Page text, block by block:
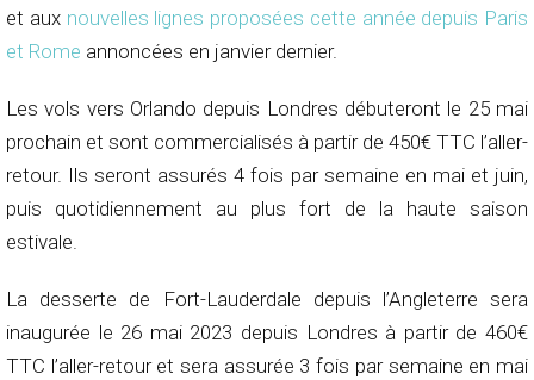
et aux nouvelles lignes proposées cette année depuis Paris
et Rome annoncées en janvier dernier.
Les vols vers Orlando depuis Londres débuteront le 25 mai
prochain et sont commercialisés à partir de 450€ TTC l’aller-
retour. Ils seront assurés 4 fois par semaine en mai et juin,
puis quotidiennement au plus fort de la haute saison
estivale.
La desserte de Fort-Lauderdale depuis l’Angleterre sera
inaugurée le 26 mai 2023 depuis Londres à partir de 460€
TTC l’aller-retour et sera assurée 3 fois par semaine en mai